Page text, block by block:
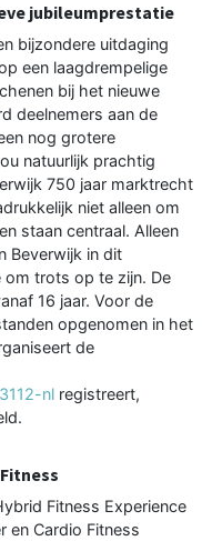
jubileumprestatie
bijzondere uitdaging
een laagdrempelige
bij het nieuwe
deelnemers aan de
nog grotere
natuurlijk prachtig
750 jaar marktrecht
niet alleen om
staan centraal. Alleen
Beverwijk in dit
om trots op te zijn. De
16 jaar. Voor de
opgenomen in het
de
nl registreert,
Fitness Experience
en Cardio Fitness